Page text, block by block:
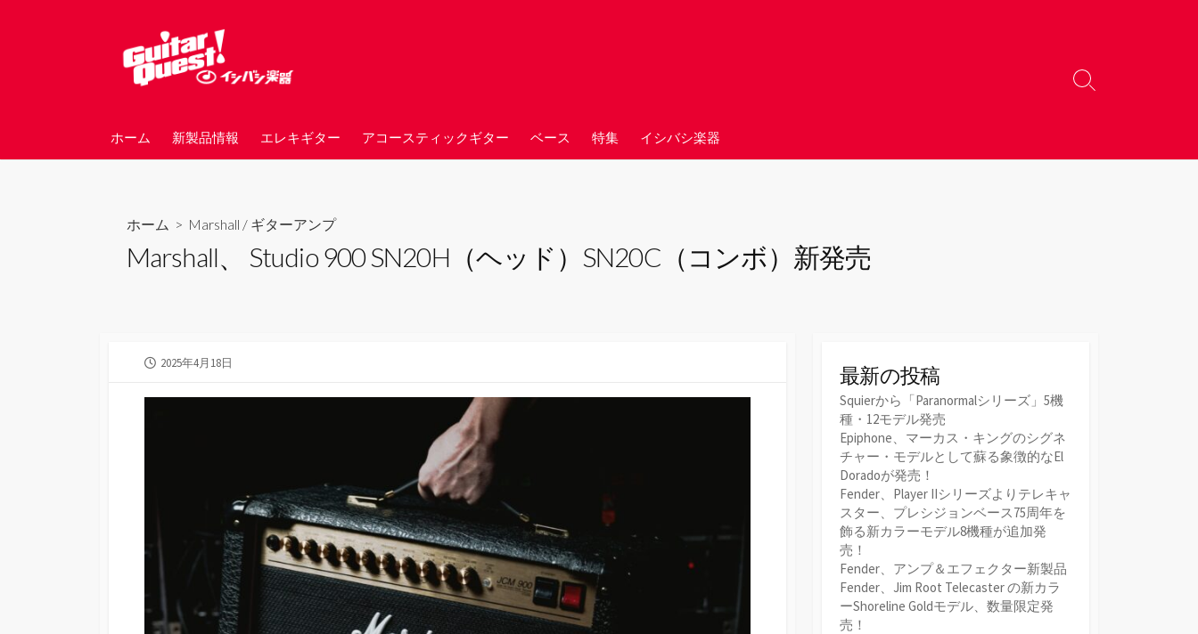
ホーム 新製品情報 エレキギター アコースティックギター ベース 特集 イシバシ楽器
検
替
ホーム > Marshall / ギターアンプ
Marshall、 Studio 900 SN20H（ヘッド）SN20C（コンボ）新発売
公
日
2025年4月18日
最新の投稿
Squierから「Paranormalシリーズ」5機
種・12モデル発売
Epiphone、マーカス・キングのシグネ
チャー・モデルとして蘇る象徴的なEl
Doradoが発売！
Fender、Player IIシリーズよりテレキャ
スター、プレシジョンベース75周年を
飾る新カラーモデル8機種が追加発
売！
Fender、アンプ＆エフェクター新製品
Fender、Jim Root Telecaster の新カラ
ーShoreline Goldモデル、数量限定発
売！